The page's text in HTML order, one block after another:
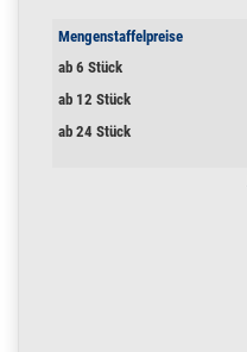
Mengenstaffelpreise
ab 6 Stück
ab 12 Stück
ab 24 Stück